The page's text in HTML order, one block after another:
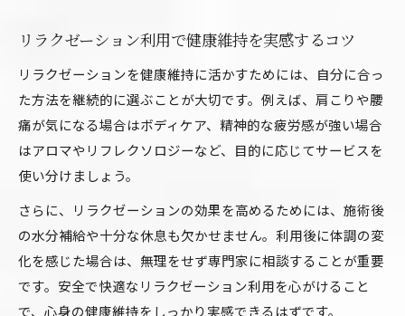
リラクゼーション利用で起こり得る体の変化と
リラクゼーション利用で健康維持を実感するコツ
リラクゼーションを健康維持に活かすためには、自分に合っ
た方法を継続的に選ぶことが大切です。例えば、肩こりや腰
痛が気になる場合はボディケア、精神的な疲労感が強い場合
はアロマやリフレクソロジーなど、目的に応じてサービスを
使い分けましょう。
さらに、リラクゼーションの効果を高めるためには、施術後
の水分補給や十分な休息も欠かせません。利用後に体調の変
化を感じた場合は、無理をせず専門家に相談することが重要
です。安全で快適なリラクゼーション利用を心がけること
で、心身の健康維持をしっかり実感できるはずです。